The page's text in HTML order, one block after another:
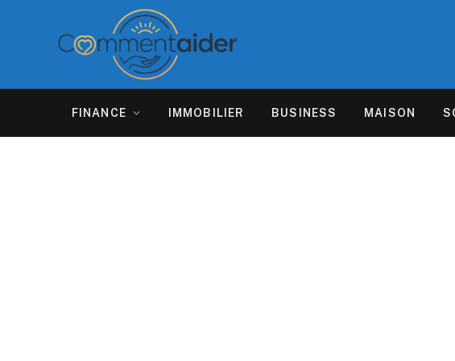
FINANCE IMMOBILIER BUSINESS MAISON